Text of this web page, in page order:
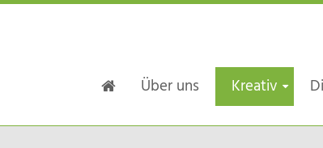
Navigation
überspringenÜber uns Kreativ